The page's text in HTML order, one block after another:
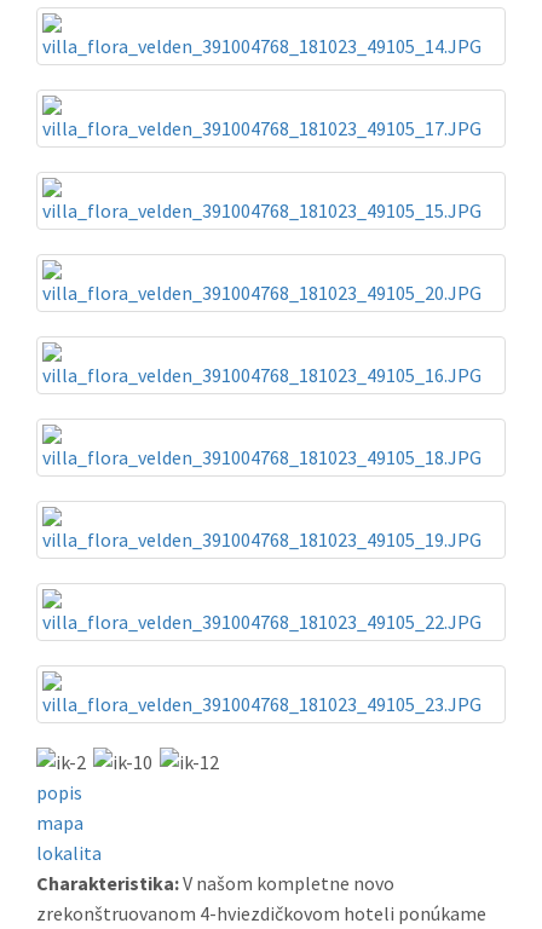
popis
mapa
lokalita
Charakteristika:V našom kompletne novo
zrekonštruovanom 4-hviezdičkovom hoteli ponúkame